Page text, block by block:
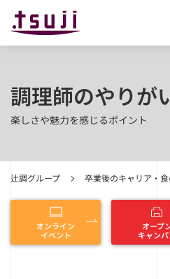
辻調グループ 卒業後のキャリア・
調理師のやりが
楽しさや魅力を感じるポイント
オンライン
イベント
オープ
キャンパ